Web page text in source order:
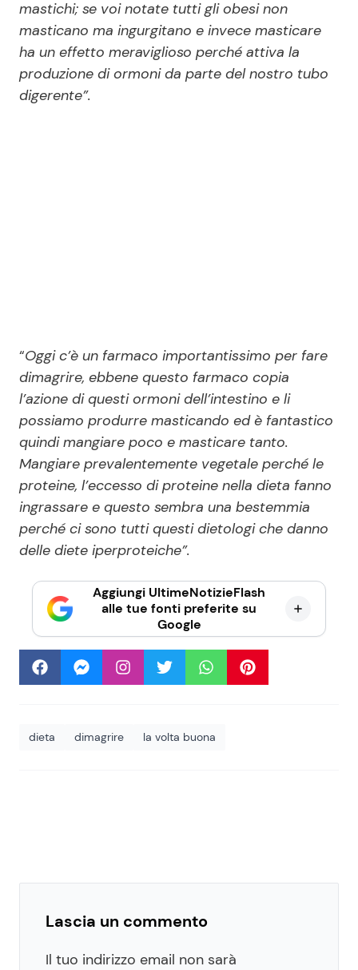
mastichi; se voi notate tutti gli obesi non
masticano ma ingurgitano e invece masticare
ha un effetto meraviglioso perché attiva la
produzione di ormoni da parte del nostro tubo
digerente”.
“Oggi c’è un farmaco importantissimo per fare
dimagrire, ebbene questo farmaco copia
l’azione di questi ormoni dell’intestino e li
possiamo produrre masticando ed è fantastico
quindi mangiare poco e masticare tanto.
Mangiare prevalentemente vegetale perché le
proteine, l’eccesso di proteine nella dieta fanno
ingrassare e questo sembra una bestemmia
perché ci sono tutti questi dietologi che danno
delle diete iperproteiche”.
Aggiungi UltimeNotizieFlash
alle tue fonti preferite su
Google
dieta dimagrire la volta buona
Lascia un commento
Il tuo indirizzo email non sarà